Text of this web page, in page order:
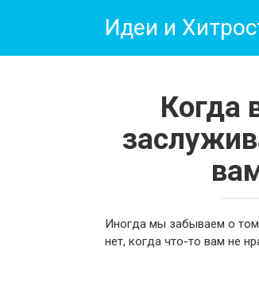
Идеи и
Когда
Иногда мы забываем о
нет, когда что-то вам не